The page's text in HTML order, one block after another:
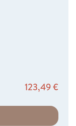
123,49€